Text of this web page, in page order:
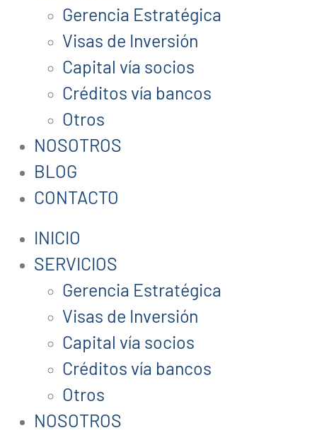
Gerencia Estratégica
Visas de Inversión
Capital vía socios
Créditos vía bancos
Otros
NOSOTROS
BLOG
CONTACTO
INICIO
SERVICIOS
Gerencia Estratégica
Visas de Inversión
Capital vía socios
Créditos vía bancos
Otros
NOSOTROS